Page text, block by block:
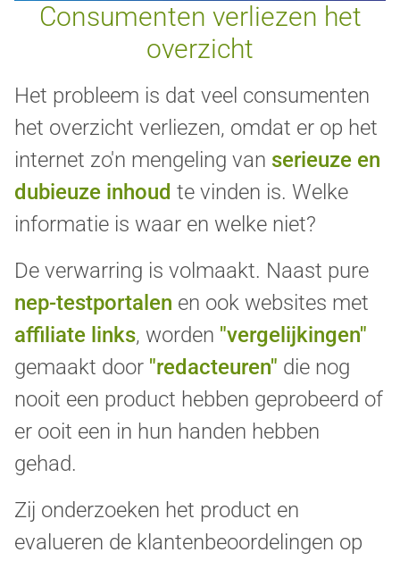
Consumenten verliezen het
overzicht
Het probleem is dat veel consumenten
het overzicht verliezen, omdat er op het
internet zo'n mengeling van serieuze en
dubieuze inhoud te vinden is. Welke
informatie is waar en welke niet?
De verwarring is volmaakt. Naast pure
nep-testportalen en ook websites met
affiliate links, worden "vergelijkingen"
gemaakt door "redacteuren" die nog
nooit een product hebben geprobeerd of
er ooit een in hun handen hebben
gehad.
Zij onderzoeken het product en
evalueren de klantenbeoordelingen op